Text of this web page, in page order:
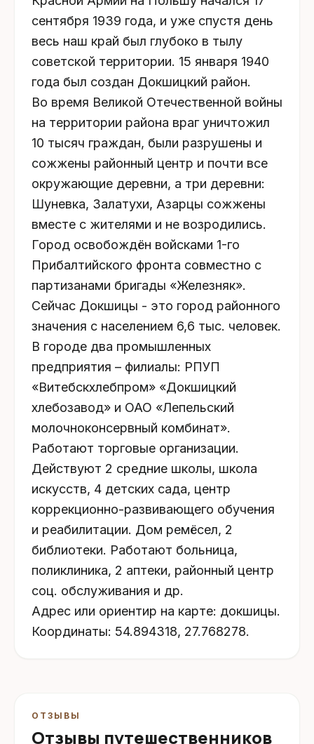
сентября 1939 года, и уже спустя день
весь наш край был глубоко в тылу
советской территории. 15 января 1940
года был создан Докшицкий район.
Во время Великой Отечественной войны
на территории района враг уничтожил
10 тысяч граждан, были разрушены и
сожжены районный центр и почти все
окружающие деревни, а три деревни:
Шуневка, Залатухи, Азарцы сожжены
вместе с жителями и не возродились.
Город освобождён войсками 1-го
Прибалтийского фронта совместно с
партизанами бригады «Железняк».
Сейчас Докшицы - это город районного
значения с населением 6,6 тыс. человек.
В городе два промышленных
предприятия – филиалы: РПУП
«Витебскхлебпром» «Докшицкий
хлебозавод» и ОАО «Лепельский
молочноконсервный комбинат».
Работают торговые организации.
Действуют 2 средние школы, школа
искусств, 4 детских сада, центр
коррекционно-развивающего обучения
и реабилитации. Дом ремёсел, 2
библиотеки. Работают больница,
поликлиника, 2 аптеки, районный центр
соц. обслуживания и др.
Адрес или ориентир на карте: докшицы.
Координаты: 54.894318, 27.768278.
ОТЗЫВЫ
Отзывы путешественников